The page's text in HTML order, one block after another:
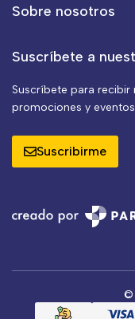
Sobre nosotros
Suscríbete a
Suscríbete para
promociones y
Suscribirme
©